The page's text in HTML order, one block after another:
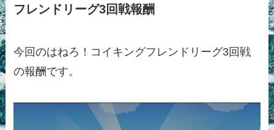
フレンドリーグ3回戦報酬
今回のはねろ！コイキングフレンドリーグ3回戦
の報酬です。